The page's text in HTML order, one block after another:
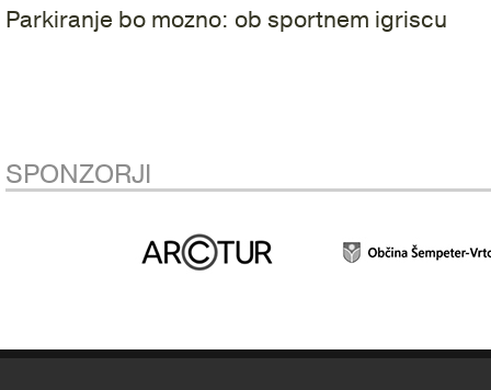
Parkiranje bo mozno: ob sportnem igriscu
SPONZORJI